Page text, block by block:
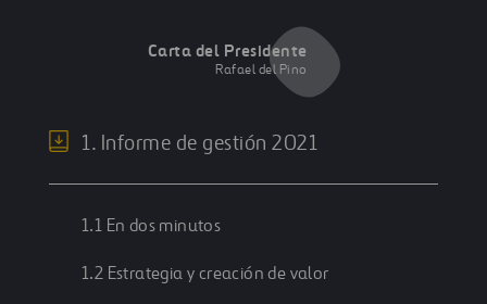
Carta del Presidente
Rafael del Pino
1. Informe de gestión 2021
1.1 En dos minutos
1.2 Estrategia y creación de valor